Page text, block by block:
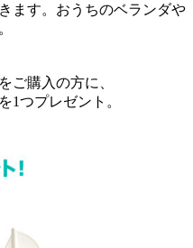
ます。おうちのベランダや
ご購入の方に、
1つプレゼント。